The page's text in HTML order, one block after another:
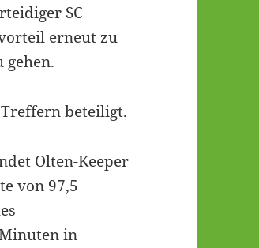
SC
erneut zu
gehen.
beteiligt.
Olten-Keeper
von 97,5
in